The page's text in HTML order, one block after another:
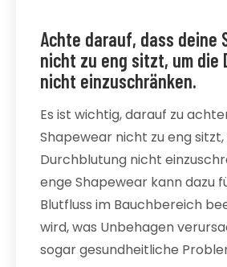
Achte darauf, dass deine
nicht zu eng sitzt, um die
nicht einzuschränken.
Es ist wichtig, darauf zu
Shapewear nicht zu eng sitzt,
Durchblutung nicht
enge Shapewear kann dazu
Blutfluss im Bauchbereich
wird, was Unbehagen
sogar gesundheitliche